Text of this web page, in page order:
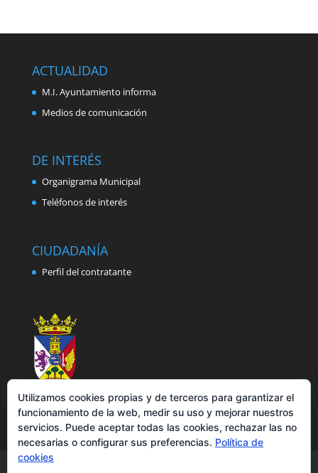
ACTUALIDAD
M.I. Ayuntamiento informa
Medios de comunicación
DE INTERÉS
Organigrama Municipal
Teléfonos de interés
CIUDADANÍA
Perfil del contratante
Utilizamos cookies propias y de terceros para garantizar el
funcionamiento de la web, medir su uso y mejorar nuestros
servicios. Puede aceptar todas las cookies, rechazar las no
necesarias o configurar sus preferencias. Política de
cookies